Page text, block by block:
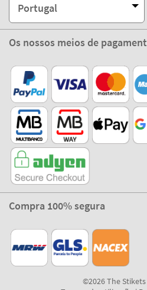
Portugal
Os nossos meios de
Compra 100% segura
©2026 The